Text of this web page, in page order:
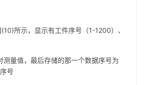
所示，显示有工件序号（1-1200）、
测量值，最后存储的那一个数据序号为
号